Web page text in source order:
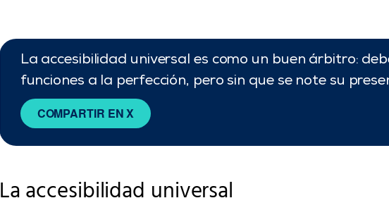
La accesibilidad universal es como un buen árbitro:
funciones a la perfección, pero sin que se note su
COMPARTIR EN X
La accesibilidad universal